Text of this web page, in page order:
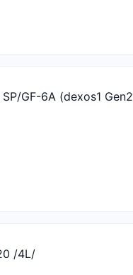
GF-6A (dexos1 Gen2
/4L/